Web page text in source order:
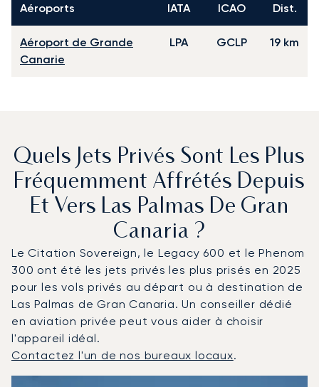
Aéroports IATA ICAO Dist.
Aéroport de Grande
Canarie
LPA GCLP 19 km
Quels Jets Privés Sont Les Plus
Fréquemment Affrétés Depuis
Et Vers Las Palmas De Gran
Canaria ?
Le Citation Sovereign, le Legacy 600 et le Phenom
300 ont été les jets privés les plus prisés en 2025
pour les vols privés au départ ou à destination de
Las Palmas de Gran Canaria. Un conseiller dédié
en aviation privée peut vous aider à choisir
l'appareil idéal.
Contactez l'un de nos bureaux locaux.